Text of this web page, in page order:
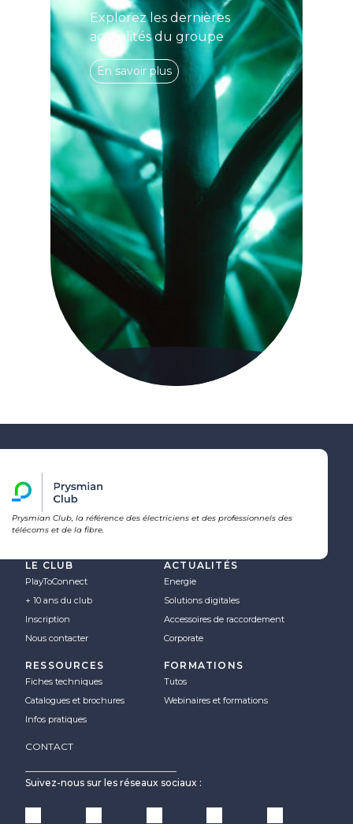
Explorez les dernières
actualités du groupe
En savoir plus
Prysmian Club, la référence des électriciens et des professionnels des
télécoms et de la fibre.
LE CLUB
PlayToConnect
+ 10 ans du club
Inscription
Nous contacter
ACTUALITÉS
Energie
Solutions digitales
Accessoires de raccordement
Corporate
RESSOURCES
Fiches techniques
Catalogues et brochures
Infos pratiques
FORMATIONS
Tutos
Webinaires et formations
CONTACT
Suivez-nous sur les réseaux sociaux :